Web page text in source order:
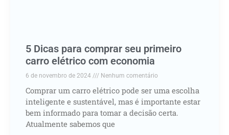
5 Dicas para comprar seu primeiro
carro elétrico com economia
6 de novembro de 2024 Nenhum comentário
Comprar um carro elétrico pode ser uma escolha
inteligente e sustentável, mas é importante estar
bem informado para tomar a decisão certa.
Atualmente sabemos que